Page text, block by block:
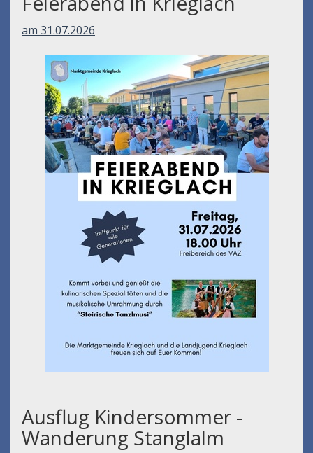
am 31.07.2026
Ausflug Kindersommer -
Wanderung Stanglalm